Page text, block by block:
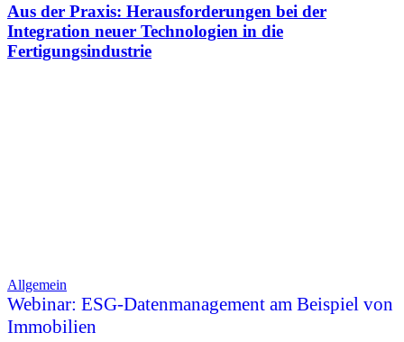
Aus der Praxis: Herausforderungen bei der
Integration neuer Technologien in die
Fertigungsindustrie
Allgemein
Webinar: ESG-Datenmanagement am Beispiel von
Immobilien